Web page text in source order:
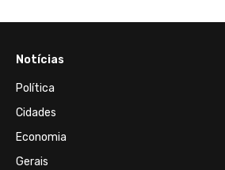
Notícias
Política
Cidades
Economia
Gerais